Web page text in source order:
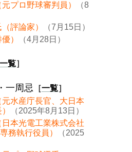
プロ野球審判員）
（8
評論家）
（7月15日）
）
（4月28日）
一覧］
一周忌 ［一覧］
水産庁長官、大日本
（2025年8月13日）
日本光電工業株式会社
務執行役員）
（2025